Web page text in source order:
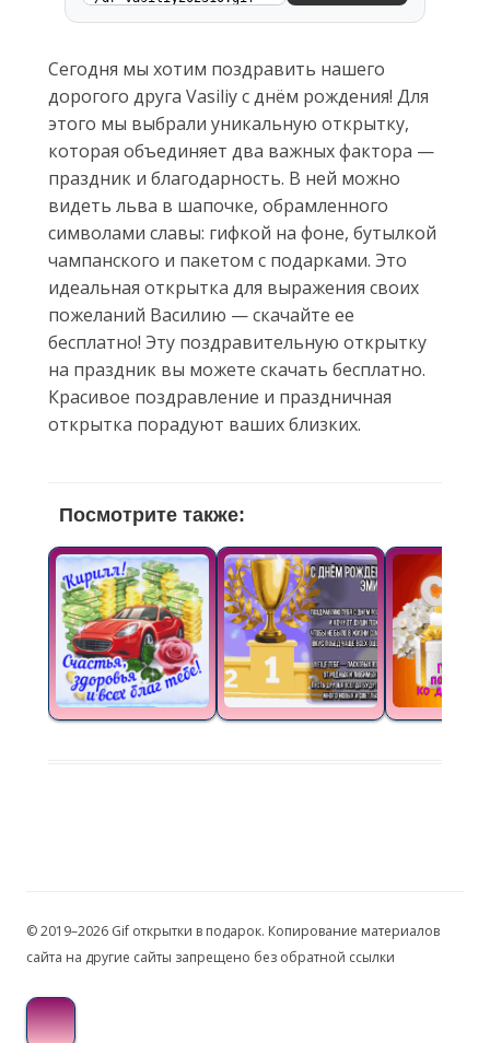
Сегодня мы хотим поздравить нашего
дорогого друга Vasiliy с днём рождения! Для
этого мы выбрали уникальную открытку,
которая объединяет два важных фактора —
праздник и благодарность. В ней можно
видеть льва в шапочке, обрамленного
символами славы: гифкой на фоне, бутылкой
чампанского и пакетом с подарками. Это
идеальная открытка для выражения своих
пожеланий Василию — скачайте ее
бесплатно! Эту поздравительную открытку
на праздник вы можете скачать бесплатно.
Красивое поздравление и праздничная
открытка порадуют ваших близких.
Посмотрите также:
© 2019–2026 Gif открытки в подарок. Копирование материалов
сайта на другие сайты запрещено без обратной ссылки